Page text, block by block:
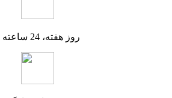
7 روز هفته، 24 ساعته